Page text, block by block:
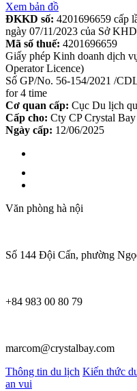
Xem bản đồ
ĐKKD số: 4201696659 cấp
ngày 07/11/2023 của Sở
Mã số thuế: 4201696659
Giấy phép Kinh doanh dịch
Operator Licence)
Số GP/No. 56-154/2021 /
for 4 time
Cơ quan cấp: Cục Du lịch
Cấp cho: Cty CP Crystal
Ngày cấp: 12/06/2025
Văn phòng hà nội
Số 144 Đội Cấn, phường
+84 983 00 80 79
marcom@crystalbay.com
Thông tin du lịch Kiến thức
an vui